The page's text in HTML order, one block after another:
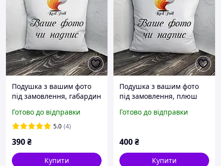
Подушка з вашим фото
під замовлення, габардин
Готово до відправки
5.0 (4)
390₴
Купити
Подушка з вашим фото
під замовлення, плюш
Готово до відправки
400₴
Купити